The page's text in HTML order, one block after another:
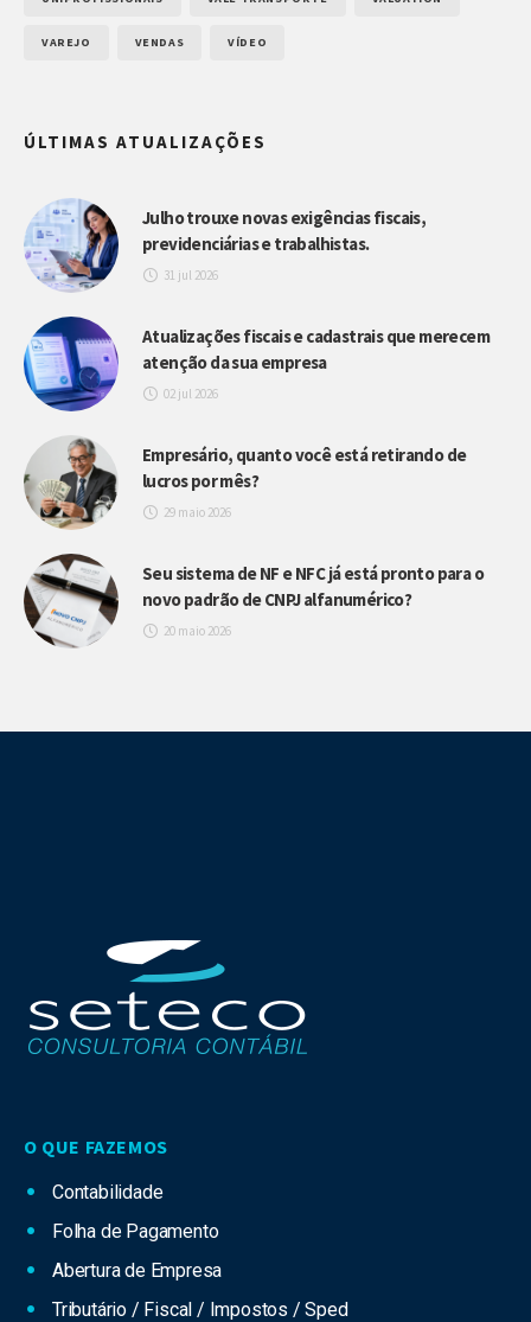
VAREJO VENDAS VÍDEO
ÚLTIMAS ATUALIZAÇÕES
Julho trouxe novas exigências fiscais,
previdenciárias e trabalhistas.
31 jul 2026
Atualizações fiscais e cadastrais que merecem
atenção da sua empresa
02 jul 2026
Empresário, quanto você está retirando de
lucros por mês?
29 maio 2026
Seu sistema de NF e NFC já está pronto para o
novo padrão de CNPJ alfanumérico?
20 maio 2026
O QUE FAZEMOS
Contabilidade
Folha de Pagamento
Abertura de Empresa
Tributário / Fiscal / Impostos / Sped